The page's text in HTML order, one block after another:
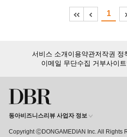
1
서비스 소개이용약관저작권 정
이메일 무단수집 거부사이
동아비즈니스리뷰 사업자 정보
Copyright ⒸDONGAMEDIAN Inc. All Rights